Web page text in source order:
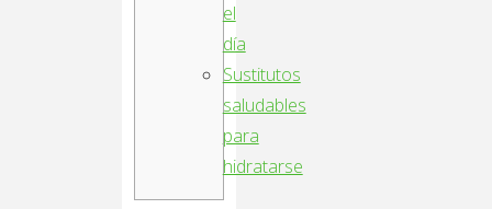
el
día
Sustitutos
saludables
para
hidratarse